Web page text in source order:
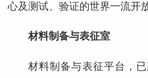
心及测试、验证的世界一流开
材料制备与表征室
材料制备与表征平台，